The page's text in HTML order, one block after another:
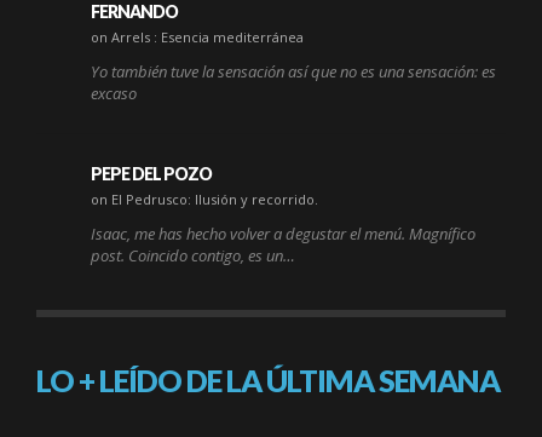
FERNANDO
on Arrels : Esencia mediterránea
Yo también tuve la sensación así que no es una sensación: es
excaso
PEPE DEL POZO
on El Pedrusco: Ilusión y recorrido.
Isaac, me has hecho volver a degustar el menú. Magnífico
post. Coincido contigo, es un…
LO + LEÍDO DE LA ÚLTIMA SEMANA